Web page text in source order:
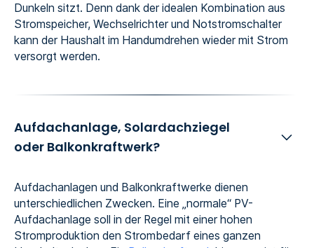
Dunkeln sitzt. Denn dank der idealen Kombination aus
Stromspeicher, Wechselrichter und Notstromschalter
kann der Haushalt im Handumdrehen wieder mit Strom
versorgt werden.
Aufdachanlage, Solardachziegel
oder Balkonkraftwerk?
Aufdachanlagen und Balkonkraftwerke dienen
unterschiedlichen Zwecken. Eine „normale“ PV-
Aufdachanlage soll in der Regel mit einer hohen
Stromproduktion den Strombedarf eines ganzen